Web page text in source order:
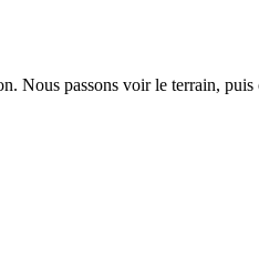
Nous passons voir le terrain, puis